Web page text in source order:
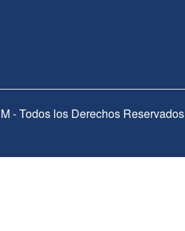
- Todos los Derechos Reservados